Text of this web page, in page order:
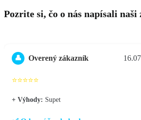
Pozrite si, čo o nás napísali naši
👤 Overený zákazník
⭐⭐⭐⭐⭐
+ Výhody: Supet